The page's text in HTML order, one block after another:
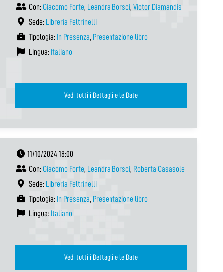
Con: Giacomo Forte, Leandra Borsci, Victor Diamandis
Sede: Libreria Feltrinelli
Tipologia: In Presenza, Presentazione libro
Lingua: Italiano
Vedi tutti i Dettagli e le Date
11/10/2024 18:00
Con: Giacomo Forte, Leandra Borsci, Roberta Casasole
Sede: Libreria Feltrinelli
Tipologia: In Presenza, Presentazione libro
Lingua: Italiano
Vedi tutti i Dettagli e le Date